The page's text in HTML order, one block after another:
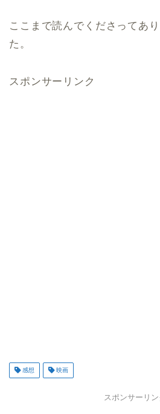
ここまで読んでくださってあ
た。
スポンサーリンク
感想 映画
スポンサーリン